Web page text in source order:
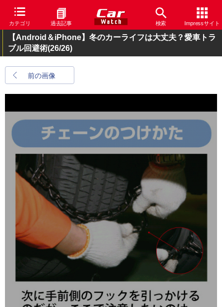
カテゴリ 過去記事 検索 Impressサイト
【Android＆iPhone】冬のカーライフは大丈夫？愛車トラ
ブル回避術(26/26)
前の画像